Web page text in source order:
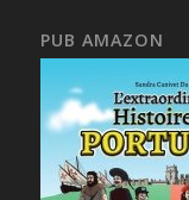
PUB AMAZON